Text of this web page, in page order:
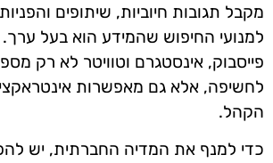
מקבל תגובות חיוביות, שיתופים
למנועי החיפוש שהמידע הוא בעל
פייסבוק, אינסטגרם וטוויטר לא רק
לחשיפה, אלא גם מאפשרות
הקהל.
כדי למנף את המדיה החברתית, יש